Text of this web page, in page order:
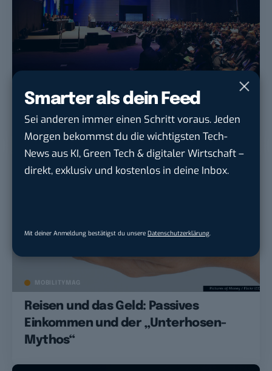
Smarter als dein Feed
Sei anderen immer einen Schritt voraus. Jeden
Morgen bekommst du die wichtigsten Tech-
News aus KI, Green Tech & digitaler Wirtschaft –
direkt, exklusiv und kostenlos in deine Inbox.
Mit deiner Anmeldung bestätigst du unsere Datenschutzerklärung.
Let’s network! 3 Netzwerke für
digitale Nomaden und Webworker
MOBILITYMAG
Reisen und das Geld: Passives
Einkommen und der „Unterhosen-
Mythos“